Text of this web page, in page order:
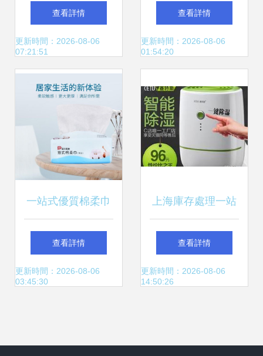
人生活更便捷的實
用小物
查看詳情
更新時間：2026-08-06
07:21:51
證 高溫白瓷貼花兒
童餐具與茶具選購
查看詳情
更新時間：2026-08-06
01:54:20
一站式優質棉柔巾
采購指南 庭七日用
品與OEM代加工詳
查看詳情
更新時間：2026-08-06
03:45:30
上海庫存處理一站
式解決方案 收購小
家電、日用百貨等
查看詳情
更新時間：2026-08-06
14:50:26